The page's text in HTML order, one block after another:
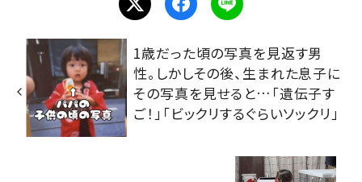
1歳だった頃の写真を見返す男
性。しかしその後、生まれた息子に
その写真を見せると…「遺伝子す
ご！」「ビックリするぐらいソックリ」